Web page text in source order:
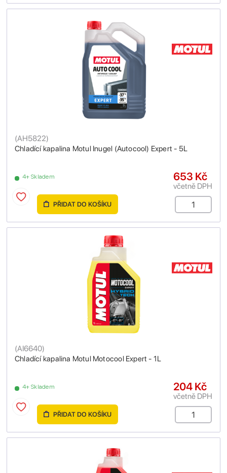
Chladící kapalina Motul Inugel (Autocool) Expert - 5L
(AH5822)
4+ Skladem 653 Kč
včetně DPH
PŘIDAT DO KOŠÍKU
Chladící kapalina Motul Motocool Expert - 1L
(AI6640)
4+ Skladem 204 Kč
včetně DPH
PŘIDAT DO KOŠÍKU